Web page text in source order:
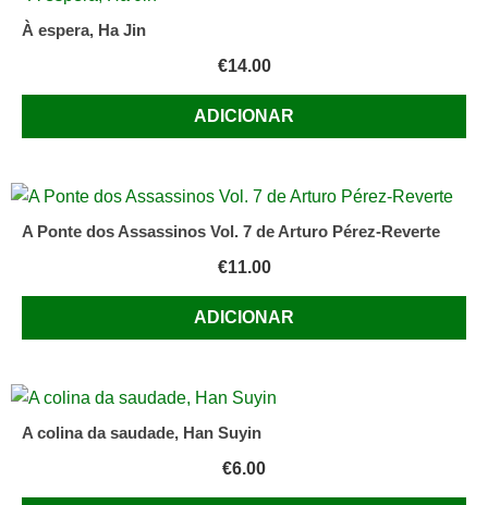
À espera, Ha Jin
€14.00
ADICIONAR
A Ponte dos Assassinos Vol. 7 de Arturo Pérez-Reverte
€11.00
ADICIONAR
A colina da saudade, Han Suyin
€6.00